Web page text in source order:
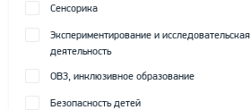
Сенсорика
Экспериментирование и исследовательская
деятельность
ОВЗ, инклюзивное образование
Безопасность детей